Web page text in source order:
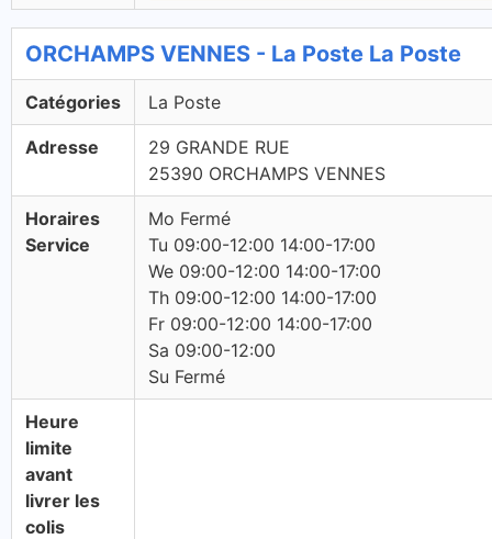
ORCHAMPS VENNES - La Poste La Poste
Catégories La Poste
Adresse
29 GRANDE RUE
25390 ORCHAMPS VENNES
Horaires
Service
Mo Fermé
Tu 09:00-12:00 14:00-17:00
We 09:00-12:00 14:00-17:00
Th 09:00-12:00 14:00-17:00
Fr 09:00-12:00 14:00-17:00
Sa 09:00-12:00
Su Fermé
Heure
limite
avant
livrer les
colis